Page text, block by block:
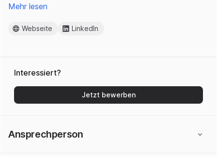
Mehr lesen
Webseite LinkedIn
Interessiert?
Jetzt bewerben
Ansprechperson